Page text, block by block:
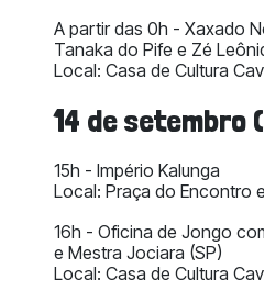
A partir das 0h - Xaxado
Tanaka do Pife e Zé
Local: Casa de Cultura
14 de setembro
15h - Império Kalunga
Local: Praça do Encontro
16h - Oficina de Jongo
e Mestra Jociara (SP)
Local: Casa de Cultura